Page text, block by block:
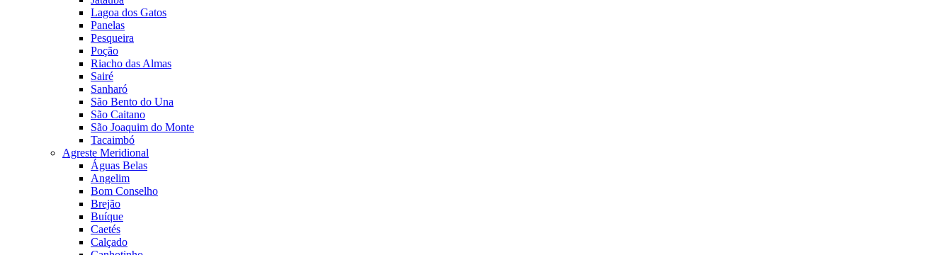
Lagoa dos Gatos
Panelas
Pesqueira
Poção
Riacho das Almas
Sairé
Sanharó
São Bento do Una
São Caitano
São Joaquim do Monte
Tacaimbó
Agreste Meridional
Águas Belas
Angelim
Bom Conselho
Brejão
Buíque
Caetés
Calçado